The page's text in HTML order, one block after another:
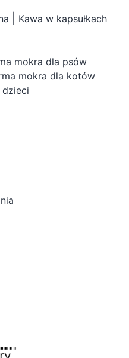
Kawa w kapsułkach
mokra dla psów
mokra dla kotów
dzieci